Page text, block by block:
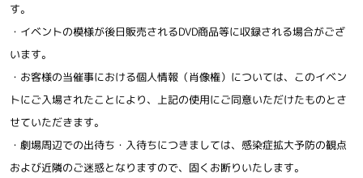
す。
・イベントの模様が後日販売されるDVD商品等に収録される場合がござ
います。
・お客様の当催事における個人情報（肖像権）については、このイベン
トにご入場されたことにより、上記の使用にご同意いただけたものとさ
せていただきます。
・劇場周辺での出待ち・入待ちにつきましては、感染症拡大予防の観点
および近隣のご迷惑となりますので、固くお断りいたします。